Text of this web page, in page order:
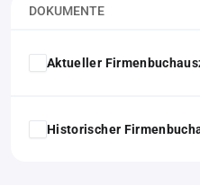
DOKUMENTE
Aktueller
Historischer